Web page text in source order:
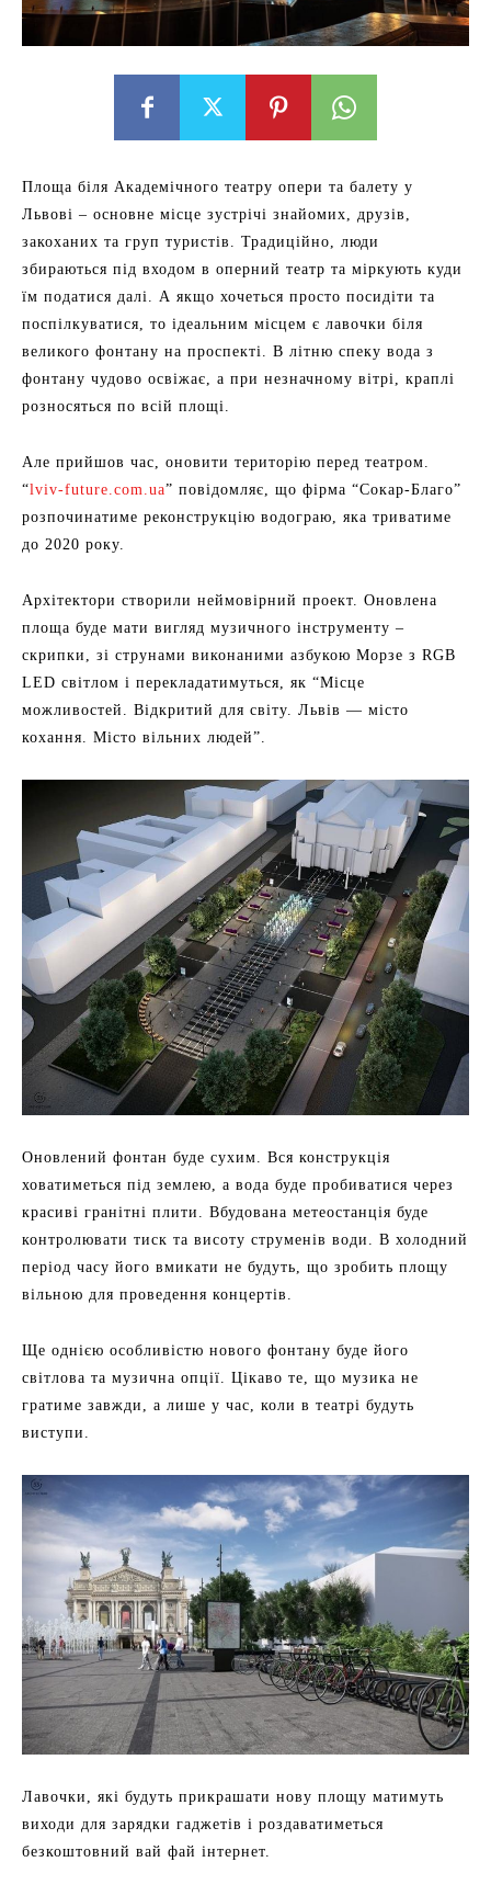
Площа біля Академічного театру опери та балету у
Львові – основне місце зустрічі знайомих, друзів,
закоханих та груп туристів. Традиційно, люди
збираються під входом в оперний театр та міркують куди
їм податися далі. А якщо хочеться просто посидіти та
поспілкуватися, то ідеальним місцем є лавочки біля
великого фонтану на проспекті. В літню спеку вода з
фонтану чудово освіжає, а при незначному вітрі, краплі
розносяться по всій площі.
Але прийшов час, оновити територію перед театром.
“lviv-future.com.ua” повідомляє, що фірма “Сокар-Благо”
розпочинатиме реконструкцію водограю, яка триватиме
до 2020 року.
Архітектори створили неймовірний проект. Оновлена
площа буде мати вигляд музичного інструменту –
скрипки, зі струнами виконаними азбукою Морзе з RGB
LED світлом і перекладатимуться, як “Місце
можливостей. Відкритий для світу. Львів — місто
кохання. Місто вільних людей”.
Оновлений фонтан буде сухим. Вся конструкція
ховатиметься під землею, а вода буде пробиватися через
красиві гранітні плити. Вбудована метеостанція буде
контролювати тиск та висоту струменів води. В холодний
період часу його вмикати не будуть, що зробить площу
вільною для проведення концертів.
Ще однією особливістю нового фонтану буде його
світлова та музична опції. Цікаво те, що музика не
гратиме завжди, а лише у час, коли в театрі будуть
виступи.
Лавочки, які будуть прикрашати нову площу матимуть
виходи для зарядки гаджетів і роздаватиметься
безкоштовний вай фай інтернет.